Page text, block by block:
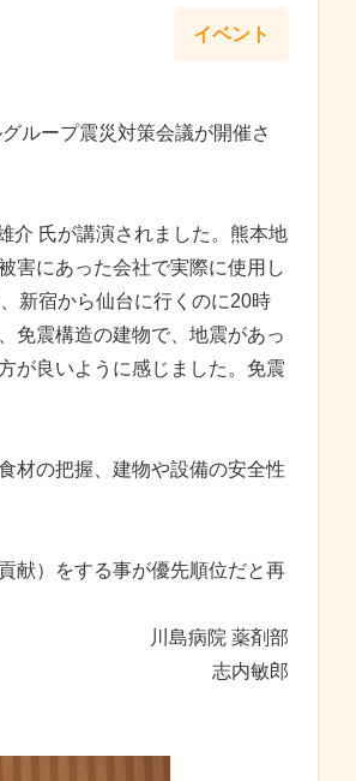
イベント
ループ震災対策会議が開催さ
介 氏が講演されました。熊本地
害にあった会社で実際に使用し
新宿から仙台に行くのに20時
免震構造の建物で、地震があっ
が良いように感じました。免震
材の把握、建物や設備の安全性
献）をする事が優先順位だと再
川島病院 薬剤部
志内敏郎